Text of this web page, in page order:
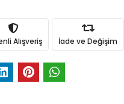
Alışveriş İade ve Değişim